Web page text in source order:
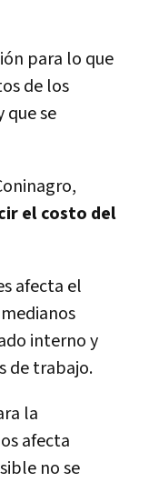
para lo que
de los
que se
el costo del
afecta el
interno y
de trabajo.
la
afecta
no se